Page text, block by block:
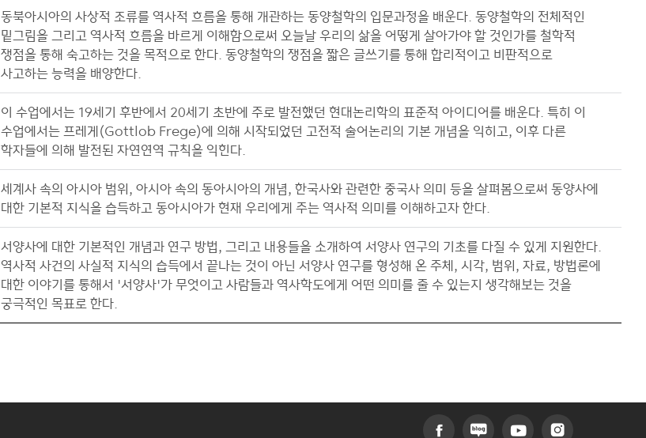
동북아시아의 사상적 조류를 역사적 흐름을 통해 개관하는 동양철학의 입문과정을 배운다. 동양철학의 전체적인
밑그림을 그리고 역사적 흐름을 바르게 이해함으로써 오늘날 우리의 삶을 어떻게 살아가야 할 것인가를 철학적
쟁점을 통해 숙고하는 것을 목적으로 한다. 동양철학의 쟁점을 짧은 글쓰기를 통해 합리적이고 비판적으로
사고하는 능력을 배양한다.
이 수업에서는 19세기 후반에서 20세기 초반에 주로 발전했던 현대논리학의 표준적 아이디어를 배운다. 특히 이
수업에서는 프레게(Gottlob Frege)에 의해 시작되었던 고전적 술어논리의 기본 개념을 익히고, 이후 다른
학자들에 의해 발전된 자연연역 규칙을 익힌다.
세계사 속의 아시아 범위, 아시아 속의 동아시아의 개념, 한국사와 관련한 중국사 의미 등을 살펴봄으로써 동양사에
대한 기본적 지식을 습득하고 동아시아가 현재 우리에게 주는 역사적 의미를 이해하고자 한다.
서양사에 대한 기본적인 개념과 연구 방법, 그리고 내용들을 소개하여 서양사 연구의 기초를 다질 수 있게 지원한다.
역사적 사건의 사실적 지식의 습득에서 끝나는 것이 아닌 서양사 연구를 형성해 온 주체, 시각, 범위, 자료, 방법론에
대한 이야기를 통해서 '서양사'가 무엇이고 사람들과 역사학도에게 어떤 의미를 줄 수 있는지 생각해보는 것을
궁극적인 목표로 한다.